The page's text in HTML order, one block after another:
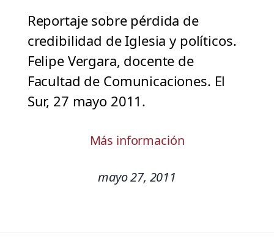
Reportaje sobre pérdida de
credibilidad de Iglesia y políticos.
Felipe Vergara, docente de
Facultad de Comunicaciones. El
Sur, 27 mayo 2011.
Más información
mayo 27, 2011